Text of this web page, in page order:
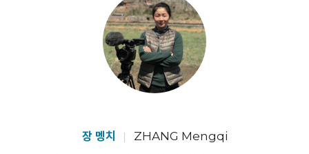
과 나라의 역사에 대해 들려주고, 소녀는 붉은 태양을 등지
고 벽 주위에서 놀며 그림을 그리고 꿈을 꾼다. 여성감독과
카메라가 매개가 되어 만들어가는 두 세대의 여성들의 대
화가 시적인 아름다운 풍경과 영화적 언어 안에서 펼쳐진
다. 마을의 재발견을 통해 개인적인 것이 정치적인 것이 되
대 중국의 신세대 다큐멘터리의 놀라운 미학성을 경험하
장 멩치 ZHANG Mengqi